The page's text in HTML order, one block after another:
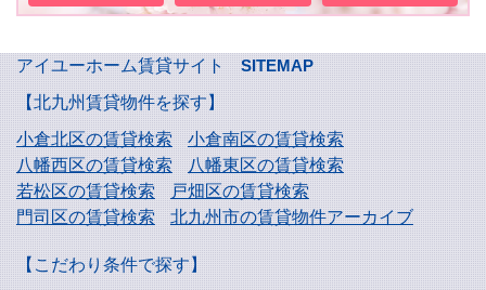
アイユーホーム賃貸サイト
SITEMAP
【北九州賃貸物件を探す】
小倉北区の賃貸検索
小倉南区の賃貸検索
八幡西区の賃貸検索
八幡東区の賃貸検索
若松区の賃貸検索
戸畑区の賃貸検索
門司区の賃貸検索
北九州市の賃貸物件アーカイブ
【こだわり条件で探す】